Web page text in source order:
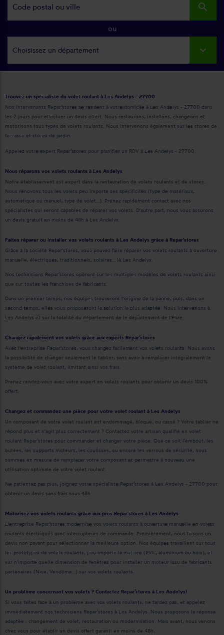
search
ou
Choisissez un département
Trouvez un spécialiste du volet roulant à Les Andelys - 27700
Nos intervenants Repar’stores se rendent à votre domicile à Les Andelys - 27700 dans
les 2 jours pour effectuer un devis offert. Nous restaurons, installons, changeons et
motorisons tous types de volets roulants. Nous intervenons également sur les stores de
terrasse et stores de jardin.
Appelez votre expert Repar’stores pour planifier un RDV à Les Andelys - 27700.
Nous réparons vos volets roulants à Les Andelys
Notre établissement est expert dans la restauration de volets roulants et de stores.
Nous rénovons tous les volets peu importe ses spécificités (type de matériaux,
automatique ou manuel, type de volet…). Prenez rapidement contact avec nos
spécialistes qui seront capables de réparer vos volets. D'autre part, nous vous assurons
un devis gratuit en moins de 48h à Les Andelys.
Faites réparer ou installer vos volets roulants à Les Andelys grâce à Repar'stores
Grâce à la société Repar'stores, vous pouvez faire réparer vos volets roulants à ouverture
manuelle, électriques, traditionnels, solaires...)à Les Andelys.
Nos techniciens Repar’stores opèrent sur les multiples modèles de volets roulants ainsi
que sur toutes les franchises de fabricants.
Dans un premier temps, nos équipes trouveront l'origine de la panne, puis, dans un
second temps, elles vous proposeront la solution la plus adaptée. Nous intervenons à
Les Andelys et sur la totalité du département de le département de l'Eure.
Changez rapidement vos volets grâce aux experts Repar’stores
Avec l'entreprise Repar'stores, vous changez facilement vos volets roulants. Nous avons
la possibilité de changer seulement le tablier, sans avoir à remplacer intégralement le
système de volet roulant, limitant ainsi vos frais.
Prenez rendez-vous avec votre expert en volets roulants pour obtenir un devis 100%
offert.
Changez et commandez une pièce pour votre volet roulant à Les Andelys
Un composant de votre volet roulant est endommagé, bloqué, ou cassé ? Votre tablier ne
répond plus et n'agit plus correctement ? Contactez votre artisan qualifié en volet
roulant Repar’stores pour commander et changer votre pièce. Que ce soit l’embout, les
butées, les supports moteurs, les coulisses, ou encore les verrous de sécurité, nous
sommes en mesure de remplacer votre composant et permettre à nouveau une
utilisation optimale de votre volet roulant.
Ne patientez pas plus, joignez votre spécialiste Repar’stores à Les Andelys - 27700 pour
obtenir un devis sans frais sous 48h.
Motorisez vos volets roulants grâce aux pros Repar'stores à Les Andelys
L'entreprise Repar’stores modernise vos volets roulants à ouverture manuelle en volets
roulants électriques avec interrupteurs de commande. Premièrement, nous faisons un
devis non payant pour sélectionner la meilleure option. Nos équipes travaillent sur tous
les prototypes de volets roulants, peu importe la matière (PVC, aluminium ou bois), et
sur n'importe quelle dimension de fenêtres pour installer un moteur issu de fabricants
partenaires (Nice, Vendôme…) sur vos volets roulants.
Un problème concernant vos volets ? Contactez Repar’stores à Les Andelys!
Si vous faîtes face à un problème avec vos volets roulants, ne tardez pas, et appelez
immédiatement nos techniciens Repar’stores à Les Andelys. Nous proposons la réponse
adaptée : changement de volet, restauration ou modernisation. Mais avant, nous venons
chez vous pour établir un devis offert garanti en moins de 48h.